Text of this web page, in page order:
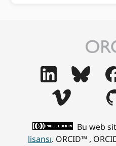
Bu web
lisansı. ORCID™ ,